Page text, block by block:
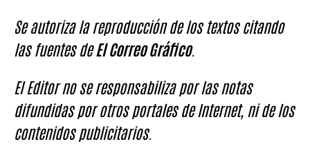
Se autoriza la reproducción de los textos citando
las fuentes deEl Correo Gráfico.
El Editor no se responsabiliza por las notas
difundidas por otros portales de Internet, ni de los
contenidos publicitarios.